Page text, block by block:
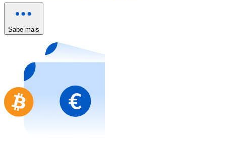
Comprar com cartão
Compre cartões-presente das suas marcas favoritas
Ir para a loja de cartões-presente
Sabe mais